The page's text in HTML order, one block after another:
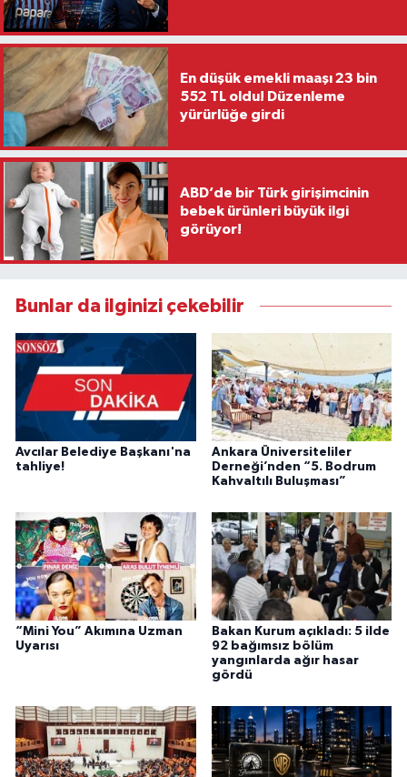
En düşük emekli maaşı 23 bin
552 TL oldu! Düzenleme
yürürlüğe girdi
ABD’de bir Türk girişimcinin
bebek ürünleri büyük ilgi
görüyor!
Bunlar da ilginizi çekebilir
Avcılar Belediye Başkanı'na
tahliye!
Ankara Üniversiteliler
Derneği’nden “5. Bodrum
Kahvaltılı Buluşması”
“Mini You” Akımına Uzman
Uyarısı
Bakan Kurum açıkladı: 5 ilde
92 bağımsız bölüm
yangınlarda ağır hasar
gördü